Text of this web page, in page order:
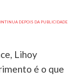
Lihoy
é o que